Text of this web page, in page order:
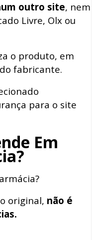
outro site, nem
Livre, Olx ou
o produto, em
fabricante.
para o site
Em
original, não é